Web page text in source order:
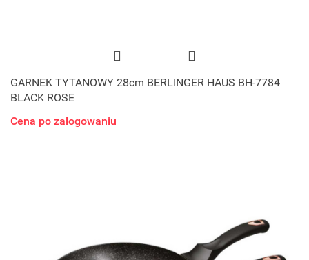
GARNEK TYTANOWY 28cm BERLINGER HAUS BH-7784
BLACK ROSE
Cena po zalogowaniu